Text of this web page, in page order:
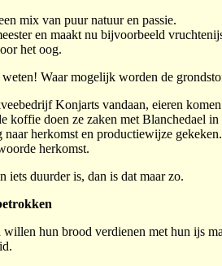
mix van puur natuur en passie.
en maakt nu bijvoorbeeld
het oog.
Waar mogelijk worden de
Konjarts vandaan, eieren
koffie doen ze zaken met Blanchedael
herkomst en productiewijze
herkomst.
iets duurder is, dan is dat maar zo.
willen hun brood verdienen met hun ijs